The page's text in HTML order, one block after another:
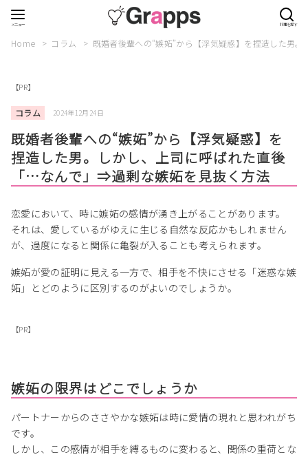
Home コラム 既婚者後輩への“嫉妬”から【浮気疑惑】を捏造した男
【PR】
コラム 2024年12月24日
既婚者後輩への“嫉妬”から【浮気疑惑】を
捏造した男。しかし、上司に呼ばれた直後
「…なんで」⇒過剰な嫉妬を見抜く方法
恋愛において、時に嫉妬の感情が湧き上がることがあります。
それは、愛しているがゆえに生じる自然な反応かもしれません
が、過度になると関係に亀裂が入ることも考えられます。
嫉妬が愛の証明に見える一方で、相手を不快にさせる「迷惑な嫉
妬」とどのように区別するのがよいのでしょうか。
【PR】
嫉妬の限界はどこでしょうか
パートナーからのささやかな嫉妬は時に愛情の現れと思われがち
です。
しかし、この感情が相手を縛るものに変わると、関係の重荷とな